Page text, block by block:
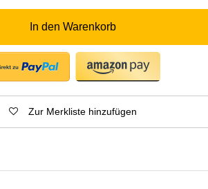
In den Warenkorb
Zur Merkliste hinzufügen